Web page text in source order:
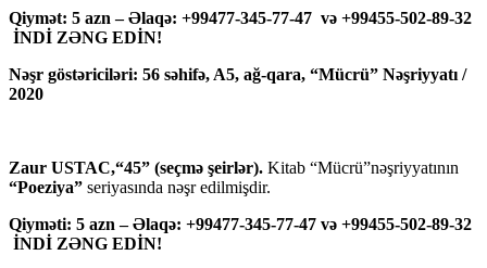
Qiymət: 5 azn – Əlaqə: +99477-345-77-47 və +99455-502-89-32
İNDİ ZƏNG EDİN!
Nəşr göstəriciləri: 56 səhifə, A5, ağ-qara, “Mücrü” Nəşriyyatı /
2020
Zaur USTAC,“45” (seçmə şeirlər). Kitab “Mücrü”nəşriyyatının
“Poeziya” seriyasında nəşr edilmişdir.
Qiyməti: 5 azn – Əlaqə: +99477-345-77-47 və +99455-502-89-32
İNDİ ZƏNG EDİN!